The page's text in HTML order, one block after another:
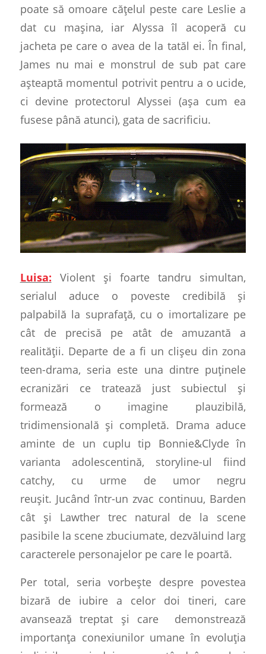
poate să omoare cățelul peste care Leslie a
dat cu mașina, iar Alyssa îl acoperă cu
jacheta pe care o avea de la tatăl ei. În final,
James nu mai e monstrul de sub pat care
așteaptă momentul potrivit pentru a o ucide,
ci devine protectorul Alyssei (așa cum ea
fusese până atunci), gata de sacrificiu.
Luisa: Violent și foarte tandru simultan,
serialul aduce o poveste credibilă și
palpabilă la suprafață, cu o imortalizare pe
cât de precisă pe atât de amuzantă a
realității. Departe de a fi un clișeu din zona
teen-drama, seria este una dintre puținele
ecranizări ce tratează just subiectul și
formează o imagine plauzibilă,
tridimensională și completă. Drama aduce
aminte de un cuplu tip Bonnie&Clyde în
varianta adolescentină, storyline-ul fiind
catchy, cu urme de umor negru
reușit. Jucând într-un zvac continuu, Barden
cât și Lawther trec natural de la scene
pasibile la scene zbuciumate, dezvăluind larg
caracterele personajelor pe care le poartă.
Per total, seria vorbește despre povestea
bizară de iubire a celor doi tineri, care
avansează treptat și care
demonstrează
importanța conexiunilor umane în evoluția